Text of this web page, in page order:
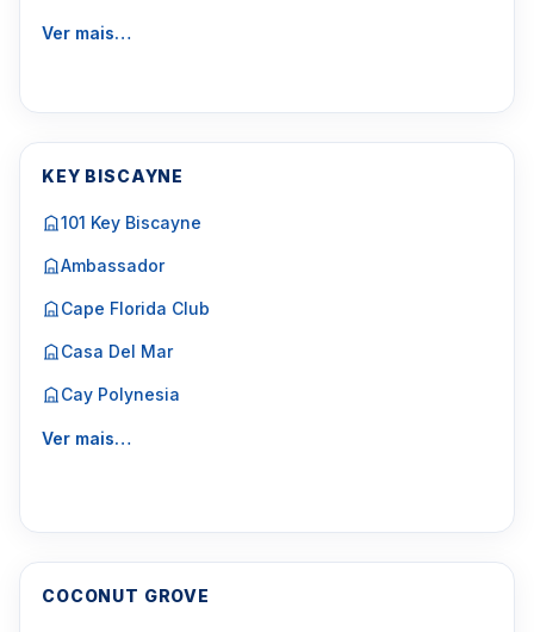
Ver mais…
KEY BISCAYNE
101 Key Biscayne
Ambassador
Cape Florida Club
Casa Del Mar
Cay Polynesia
Ver mais…
COCONUT GROVE